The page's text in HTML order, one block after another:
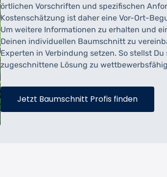
örtlichen Vorschriften und spezifischen
Kostenschätzung ist daher eine Vor-Ort-
Um weitere Informationen zu erhalten und
Deinen individuellen Baumschnitt zu
Experten in Verbindung setzen. So stellst
zugeschnittene Lösung zu
Jetzt Baumschnitt Profis finden